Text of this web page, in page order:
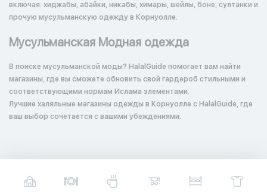
включая: хиджабы, абайки, никабы, химары, шейлы, боне, султанки и
прочую мусульманскую одежду в Корнуолле.
Мусульманская Модная одежда
В поиске мусульманской моды? HalalGuide помогает вам найти
магазины, где вы сможете обновить свой гардероб стильными и
соответствующими нормам Ислама элементами.
Лучшие халяльные магазины одежды в Корнуолле с HalalGuide, где
ваш выбор сочетается с вашими убеждениями.